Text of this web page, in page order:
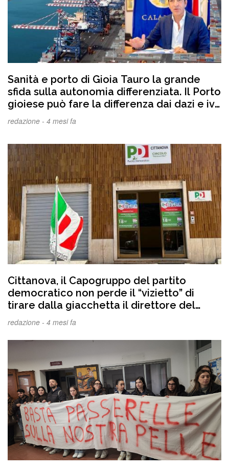
Sanità e porto di Gioia Tauro la grande
sfida sulla autonomia differenziata. Il Porto
gioiese può fare la differenza dai dazi e iva
può stravolgere economicamente la
redazione - 4 mesi fa
Cittanova, il Capogruppo del partito
democratico non perde il “vizietto” di
tirare dalla giacchetta il direttore del
nostro quotidiano. Anziché fare una seria
amministrative
redazione - 4 mesi fa